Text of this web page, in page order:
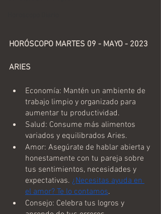
HORÓSCOPO MARTES 09 - MAYO - 2023
ARIES
Economía: Mantén un ambiente de
trabajo limpio y organizado para
aumentar tu productividad.
Salud: Consume más alimentos
variados y equilibrados Aries.
Amor: Asegúrate de hablar abierta y
honestamente con tu pareja sobre
tus sentimientos, necesidades y
expectativas. ¿Necesitas ayuda en
el amor? Te lo contamos.
Consejo: Celebra tus logros y